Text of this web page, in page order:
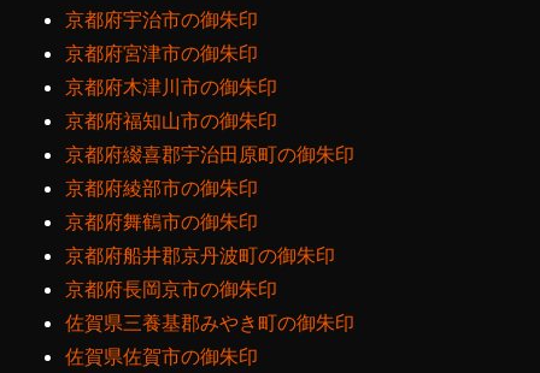
京都府宇治市の御朱印
京都府宮津市の御朱印
京都府木津川市の御朱印
京都府福知山市の御朱印
京都府綴喜郡宇治田原町の御朱印
京都府綾部市の御朱印
京都府舞鶴市の御朱印
京都府船井郡京丹波町の御朱印
京都府長岡京市の御朱印
佐賀県三養基郡みやき町の御朱印
佐賀県佐賀市の御朱印